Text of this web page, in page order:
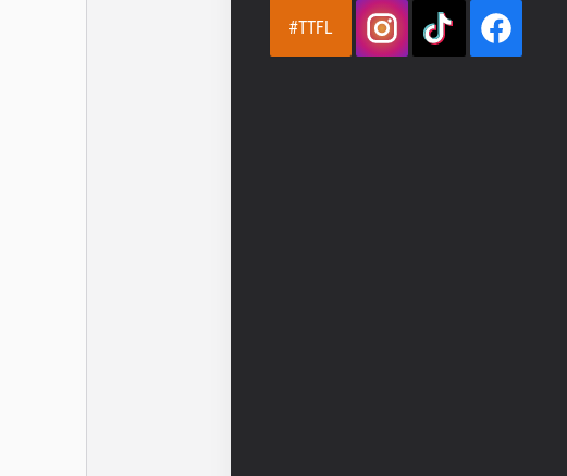
#TTFL